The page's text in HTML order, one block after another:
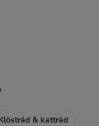
& katträd